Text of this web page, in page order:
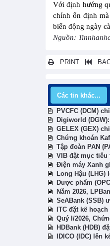
Với định hướng
chính ổn định
biến động ngày
Nguồn:
PRINT
Các tin khác...
PVCFC (DCM)
Digiworld
GELEX (GEX)
Chứng khoán
Tập đoàn PAN
VIB đặt mục
Điện máy Xanh
Long Hậu (LHG)
Dược phẩm
Năm 2026,
SeABank (SSB)
ITC đặt kế
Quý I/2026,
HDBank (HDB)
IDICO (IDC) lên